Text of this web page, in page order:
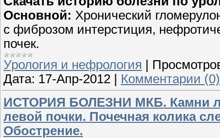
Основной: Хронический
с фиброзом интерстиция,
почек.
Урология и нефрология
Дата: 17-Апр-2012
Комментарии (0)
ИСТОРИЯ БОЛЕЗНИ МКБ. Камни
левой почки. Почечная колика
Обострение.